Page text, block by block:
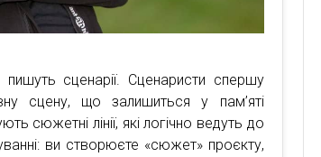
сценарії. Сценаристи спершу
сцену, що залишиться у пам’яті
сюжетні лінії, які логічно ведуть до
ви створюєте «сюжет» проєкту,